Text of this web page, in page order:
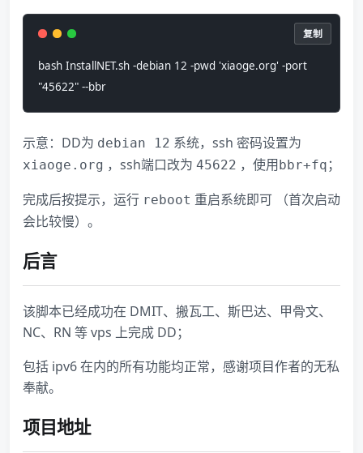
bash InstallNET.sh -debian 12 -pwd 'xiaoge.org' -port
"45622" --bbr
复制
示意：DD为 debian 12 系统，ssh 密码设置为
xiaoge.org ，ssh端口改为 45622 ，使用 bbr+fq ；
完成后按提示，运行 reboot 重启系统即可 （首次启动
会比较慢）。
后言
该脚本已经成功在 DMIT、搬瓦工、斯巴达、甲骨文、
NC、RN 等 vps 上完成 DD；
包括 ipv6 在内的所有功能均正常，感谢项目作者的无私
奉献。
项目地址